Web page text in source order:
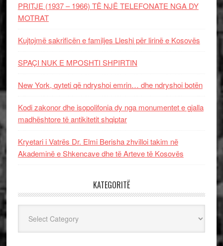
PRITJE (1937 – 1966) TË NJË TELEFONATE NGA DY
MOTRAT
Kujtojmë sakrificën e familjes Lleshi për lirinë e Kosovës
SPAÇI NUK E MPOSHTI SHPIRTIN
New York, qyteti që ndryshoi emrin… dhe ndryshoi botën
Kodi zakonor dhe isopolifonia dy nga monumentet e gjalla
madhështore të antikitetit shqiptar
Kryetari i Vatrës Dr. Elmi Berisha zhvilloi takim në
Akademinë e Shkencave dhe të Arteve të Kosovës
KATEGORITË